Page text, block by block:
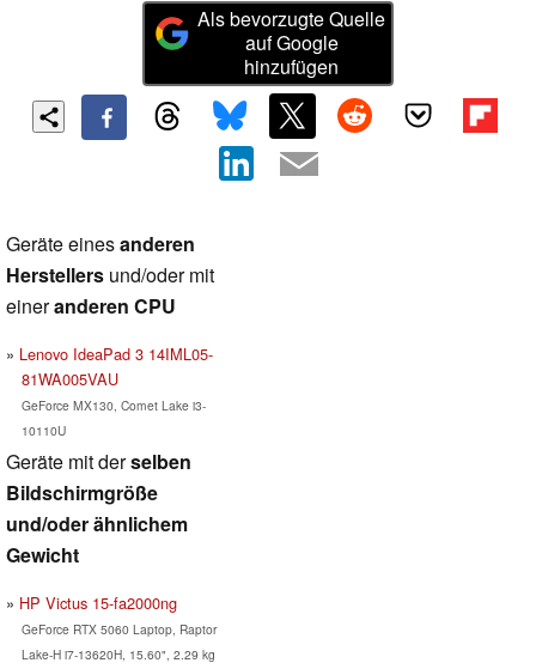
Als bevorzugte Quelle
auf Google
hinzufügen
Geräte einesanderen
Herstellers und/oder mit
eineranderen CPU
Lenovo IdeaPad 3 14IML05-
81WA005VAU
GeForce MX130, Comet Lake i3-
10110U
Geräte mit derselben
Bildschirmgröße
und/oder ähnlichem
Gewicht
HP Victus 15-fa2000ng
GeForce RTX 5060 Laptop, Raptor
Lake-H i7-13620H, 15.60", 2.29 kg